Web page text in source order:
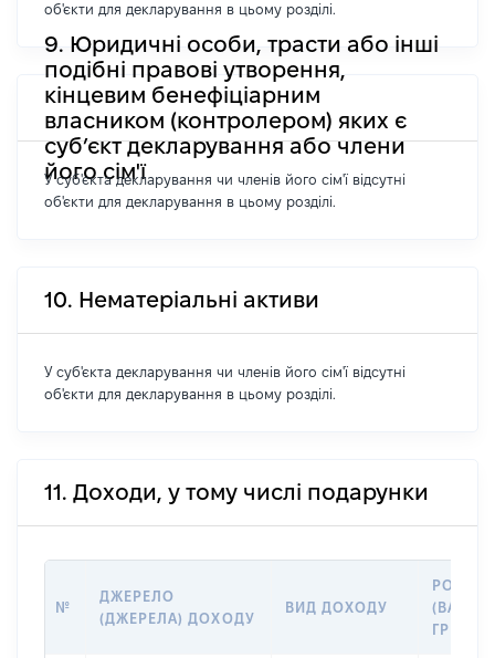
об'єкти для декларування в цьому розділі.
9. Юридичні особи, трасти або інші
подібні правові утворення,
кінцевим бенефіціарним
власником (контролером) яких є
суб’єкт декларування або члени
його сім'ї
У суб'єкта декларування чи членів його сім'ї відсутні
об'єкти для декларування в цьому розділі.
10. Нематеріальні активи
У суб'єкта декларування чи членів його сім'ї відсутні
об'єкти для декларування в цьому розділі.
11. Доходи, у тому числі подарунки
№
ДЖЕРЕЛО
(ДЖЕРЕЛА) ДОХОДУ
ВИД ДОХОДУ
РОЗМІР
ГРН